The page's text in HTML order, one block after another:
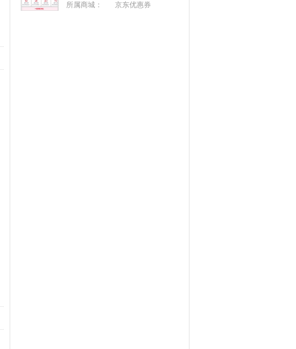
所属商城：
京东优惠券